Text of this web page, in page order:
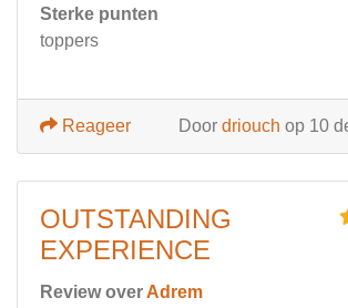
Sterke punten
toppers
Door driouch op 10
Reageer
OUTSTANDING
EXPERIENCE
Review over Adrem